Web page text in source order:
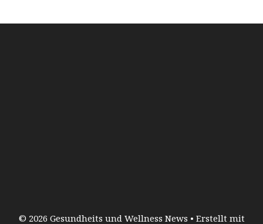
© 2026 Gesundheits und Wellness News • Erstellt mit